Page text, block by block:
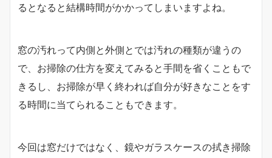
るとなると結構時間がかかってしまいますよね。
窓の汚れって内側と外側とでは汚れの種類が違うの
で、お掃除の仕方を変えてみると手間を省くこともで
きるし、お掃除が早く終われば自分が好きなことをす
る時間に当てられることもできます。
今回は窓だけではなく、鏡やガラスケースの拭き掃除